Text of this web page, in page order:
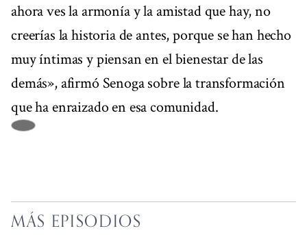
ahora ves la armonía y la amistad que hay, no
creerías la historia de antes, porque se han hecho
muy íntimas y piensan en el bienestar de las
demás», afirmó Senoga sobre la transformación
que ha enraizado en esa comunidad.
MÁS EPISODIOS